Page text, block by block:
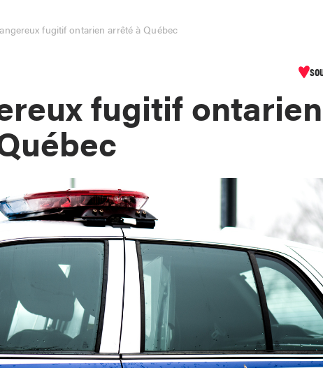
fugitif ontarien arrêté à Québec
fugitif ontarien